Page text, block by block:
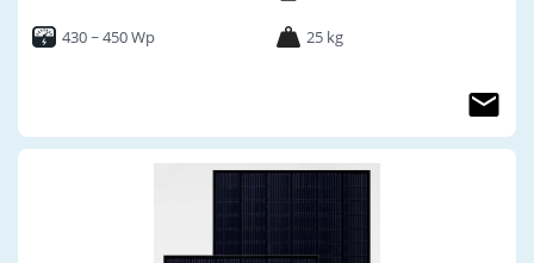
430 ~ 450 Wp 25 kg